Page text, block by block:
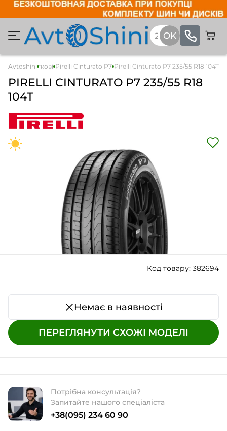
AvtoshiniЛегкові Pirelli Cinturato P7 Pirelli Cinturato P7 235/55 R18 104T
PIRELLI CINTURATO P7 235/55 R18
104T
Код товару: 382694
Немає в наявності
ПЕРЕГЛЯНУТИ СХОЖІ МОДЕЛІ
Потрібна консультація?
Запитайте нашого спеціаліста
+38(095) 234 60 90